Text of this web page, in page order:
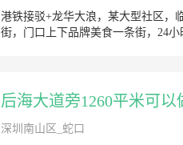
港铁接驳+龙华大浪，某大型社区，
街，门口上下品牌美食一条街，24
后海大道旁1260平米可
深圳南山区_蛇口